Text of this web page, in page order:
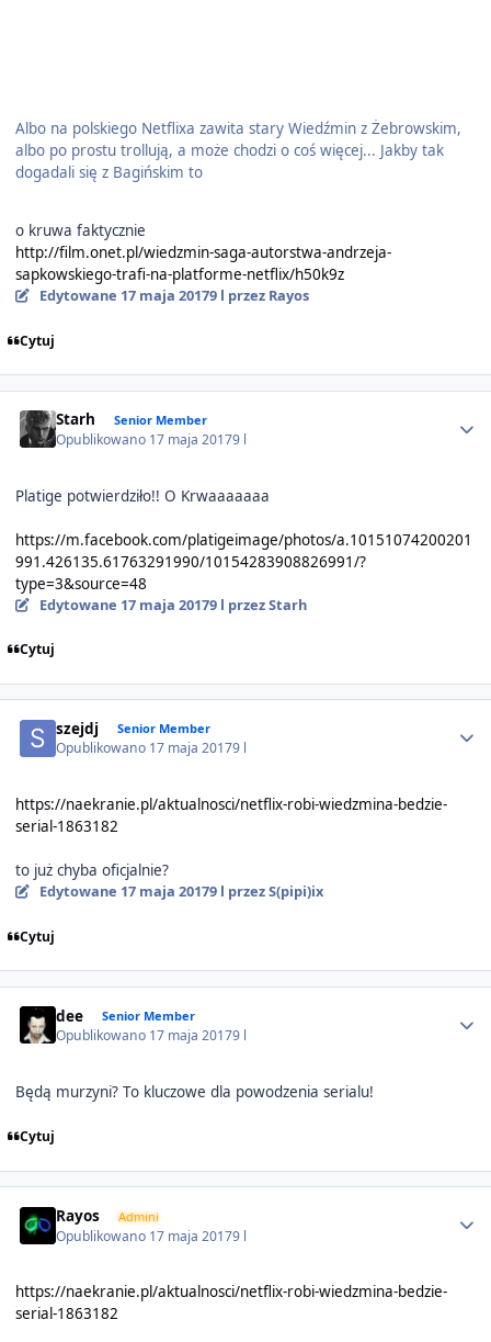
Albo na polskiego Netflixa zawita stary Wiedźmin z Żebrowskim,
albo po prostu trollują, a może chodzi o coś więcej... Jakby tak
dogadali się z Bagińskim to
o kruwa faktycznie
http://film.onet.pl/wiedzmin-saga-autorstwa-andrzeja-
sapkowskiego-trafi-na-platforme-netflix/h50k9z
Edytowane 17 maja 20179 l przez Rayos
Cytuj
Starh Senior Member
Opublikowano 17 maja 20179 l
Platige potwierdziło!! O Krwaaaaaaa
https://m.facebook.com/platigeimage/photos/a.10151074200201
991.426135.61763291990/10154283908826991/?
type=3&source=48
Edytowane 17 maja 20179 l przez Starh
Cytuj
szejdj Senior Member
Opublikowano 17 maja 20179 l
https://naekranie.pl/aktualnosci/netflix-robi-wiedzmina-bedzie-
serial-1863182
to już chyba oficjalnie?
Edytowane 17 maja 20179 l przez S(pipi)ix
Cytuj
dee Senior Member
Opublikowano 17 maja 20179 l
Będą murzyni? To kluczowe dla powodzenia serialu!
Cytuj
Rayos Admini
Opublikowano 17 maja 20179 l
https://naekranie.pl/aktualnosci/netflix-robi-wiedzmina-bedzie-
serial-1863182